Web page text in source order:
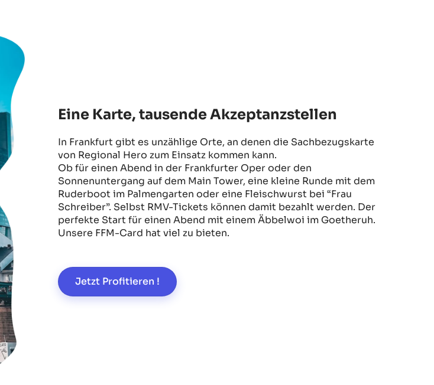
Eine Karte, tausende Akzeptanzstellen
In Frankfurt gibt es unzählige Orte, an denen die Sachbezugskarte
von Regional Hero zum Einsatz kommen kann.
Ob für einen Abend in der Frankfurter Oper oder den
Sonnenuntergang auf dem Main Tower, eine kleine Runde mit dem
Ruderboot im Palmengarten oder eine Fleischwurst bei “Frau
Schreiber”. Selbst RMV-Tickets können damit bezahlt werden. Der
perfekte Start für einen Abend mit einem Äbbelwoi im Goetheruh.
Unsere FFM-Card hat viel zu bieten.
Jetzt Profitieren !